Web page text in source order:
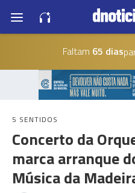
Faltam 65 dias
5 SENTIDOS
Concerto da
marca arranque
Música da